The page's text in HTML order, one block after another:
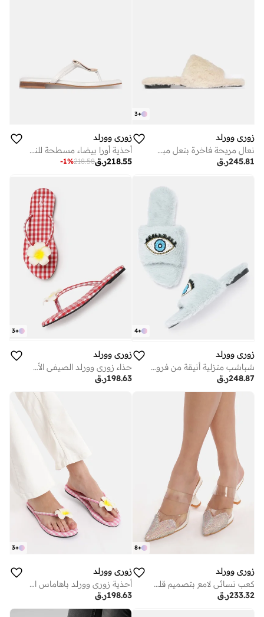
+
3
زوري وورلد
نعال مريحة فاخرة بنعل مبطن من الفرو الصناعي النباتي بلون بيج
ر.ق245.81
زوري وورلد
أحذية أورا بيضاء مسطحة للنساء مثالية للحفلات والمناسبات الخاصة
ر.ق218.55
218.58
-1%
+
4
زوري وورلد
شباشب منزلية أنيقة من فرو نباتي ناعم بتصميم مطرز يدويًا ونعل مبطن خفيف الوزن
ر.ق248.87
+
3
زوري وورلد
حذاء زوري وورلد الصيفي الأحمر المسطح بنقشة زهور جزر الباهاما
ر.ق198.63
+
8
زوري وورلد
كعب نسائي لامع بتصميم قلب من أحجار الراين لحفلات السهرة بكعب بوصة
ر.ق233.32
+
3
زوري وورلد
أحذية زوري وورلد باهاماس الصيفية المسطحة الوردية المزخرفة
ر.ق198.63